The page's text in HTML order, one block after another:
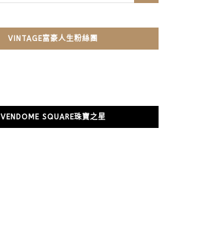
VINTAGE富豪人生粉絲團
VENDOME SQUARE珠寶之星